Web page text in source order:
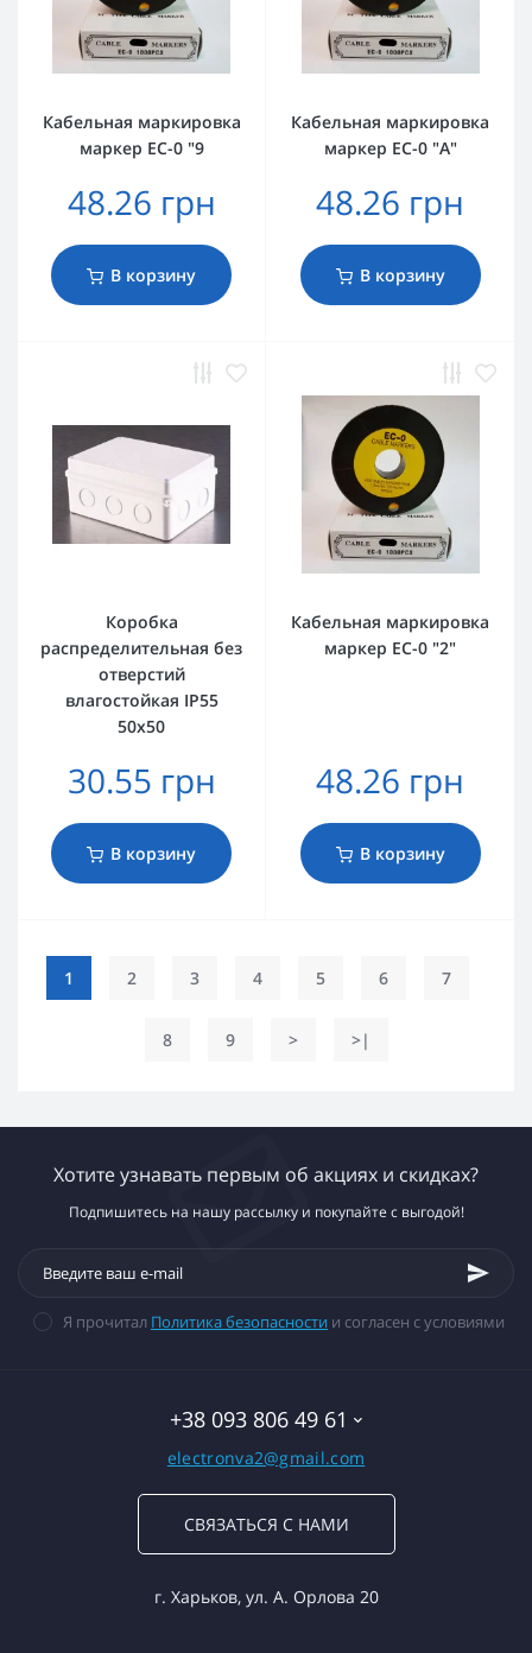
Кабельная маркировка
маркер EC-0 "9
48.26 грн
В корзину
Кабельная маркировка
маркер EC-0 "A"
48.26 грн
В корзину
Коробка
распределительная без
отверстий
влагостойкая IP55
50х50
30.55 грн
В корзину
Кабельная маркировка
маркер EC-0 "2"
48.26 грн
В корзину
1 2 3 4 5 6 7
8 9 > >|
Хотите узнавать первым об акциях и скидках?
Подпишитесь на нашу рассылку и покупайте с выгодой!
Я прочитал Политика безопасности и согласен с условиями
+38 093 806 49 61
electronva2@gmail.com
СВЯЗАТЬСЯ С НАМИ
г. Харьков, ул. А. Орлова 20